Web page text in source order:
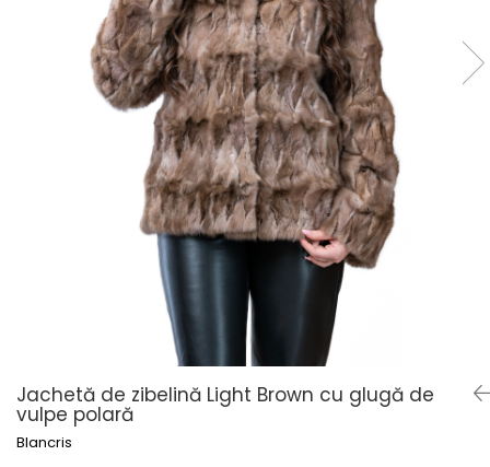
Pelerine Rex
Pelerine de vulpe polară
Pelerine de vizon
Haine damă de zibelină
Blănuri Mongolină
Haine blană - diverse
Jachetă de zibelină Light Brown cu glugă de
vulpe polară
Blancris